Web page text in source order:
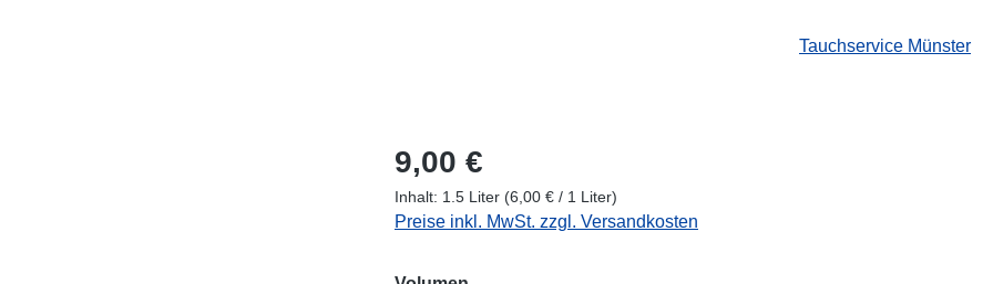
Tauchservice Münster
Regulärer Preis:
9,00 €
Inhalt: 1.5 Liter (6,00 € / 1 Liter)
Preise inkl. MwSt. zzgl. Versandkosten